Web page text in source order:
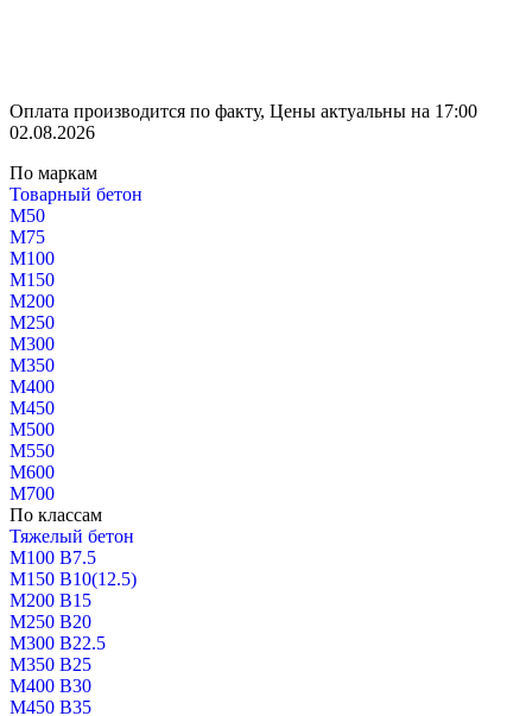
Оплата производится по факту, Цены актуальны на 17:00
02.08.2026
По маркам
Товарный бетон
М50
М75
М100
М150
М200
М250
М300
М350
М400
М450
М500
М550
М600
М700
По классам
Тяжелый бетон
М100 В7.5
М150 В10(12.5)
М200 В15
М250 В20
М300 В22.5
М350 В25
М400 В30
М450 В35